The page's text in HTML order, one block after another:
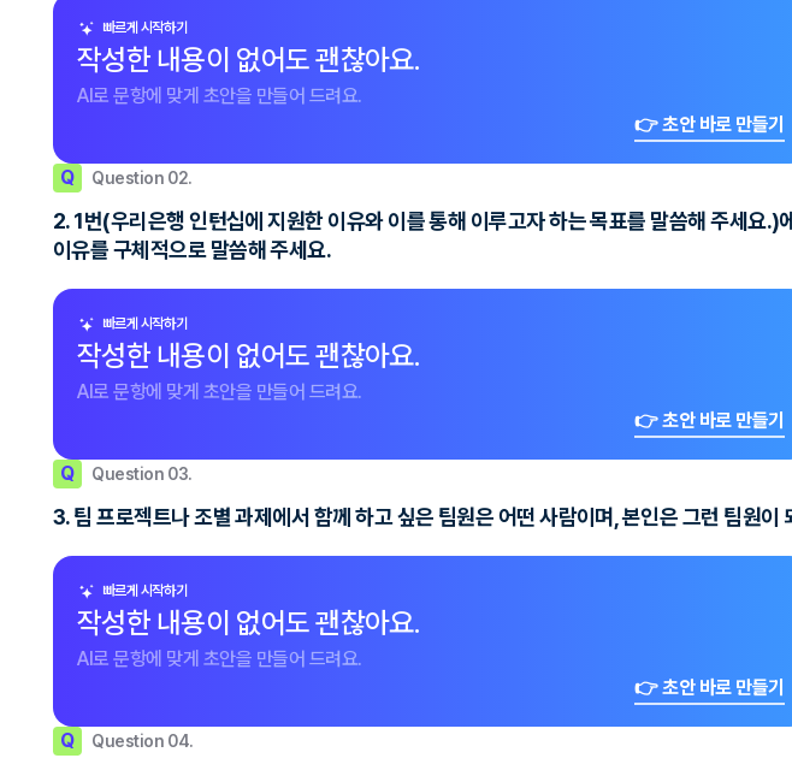
빠르게 시작하기
작성한 내용이 없어도 괜찮아요.
AI로 문항에 맞게 초안을 만들어 드려요.
👉 초안 바로 만들기
Q Question 02.
2. 1번(우리은행 인턴십에 지원한 이유와 이를 통해 이루고자 하는 목표를 말씀해 주세요
이유를 구체적으로 말씀해 주세요.
빠르게 시작하기
작성한 내용이 없어도 괜찮아요.
AI로 문항에 맞게 초안을 만들어 드려요.
👉 초안 바로 만들기
Q Question 03.
3. 팀 프로젝트나 조별 과제에서 함께 하고 싶은 팀원은 어떤 사람이며, 본인은 그런 팀원이
빠르게 시작하기
작성한 내용이 없어도 괜찮아요.
AI로 문항에 맞게 초안을 만들어 드려요.
👉 초안 바로 만들기
Q Question 04.